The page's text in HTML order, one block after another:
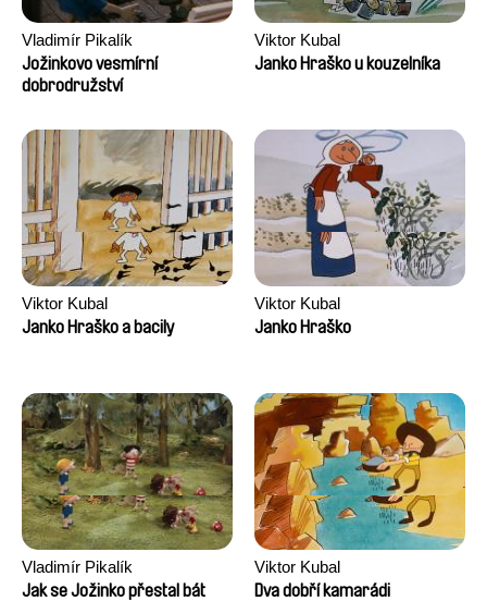
Vladimír Pikalík
Jožinkovo vesmírní
dobrodružství
Viktor Kubal
Janko Hraško u kouzelníka
Viktor Kubal
Janko Hraško a bacily
Viktor Kubal
Janko Hraško
Vladimír Pikalík
Jak se Jožinko přestal bát
Viktor Kubal
Dva dobří kamarádi